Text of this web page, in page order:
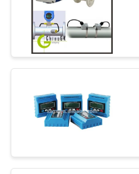
সব
ক্ষেত্রেই
উদ্ধৃতির
আবেদন